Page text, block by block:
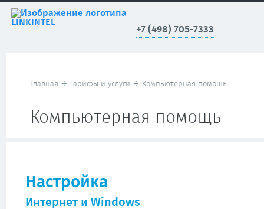
+7 (498) 705-7333
Главная → Тарифы и услуги → Компьютерная помощь
Компьютерная помощь
Настройка
Интернет и Windows